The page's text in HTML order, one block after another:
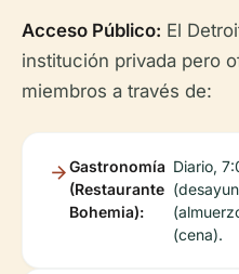
Acceso Público: El
institución privada pero
miembros a través de:
Gastronomía
(Restaurante
Bohemia):
Diario,
(cena).